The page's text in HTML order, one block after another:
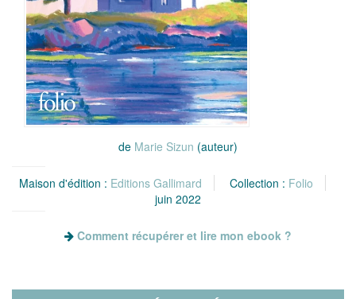
de Marie Sizun (auteur)
Maison d'édition : Editions Gallimard Collection : Folio
juin 2022
Comment récupérer et lire mon ebook ?